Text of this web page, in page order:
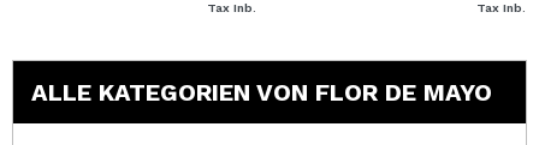
Tax Inb. Tax Inb.
ALLE KATEGORIEN VON FLOR DE MAYO